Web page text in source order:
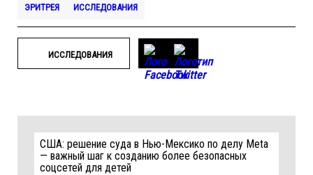
ЭРИТРЕЯ ИССЛЕДОВАНИЯ
ИССЛЕДОВАНИЯ
США: решение суда в Нью-Мексико по делу Meta
— важный шаг к созданию более безопасных
соцсетей для детей